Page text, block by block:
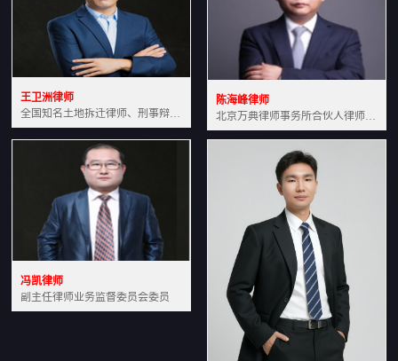
王卫洲律师
全国知名土地拆迁律师、刑事辩护律师北京万典律师事务所主任中国法学会会员北京市行政法研究会理事
陈海峰律师
北京万典律师事务所合伙人律师土地房产专业资深律师
冯凯律师
副主任律师业务监督委员会委员